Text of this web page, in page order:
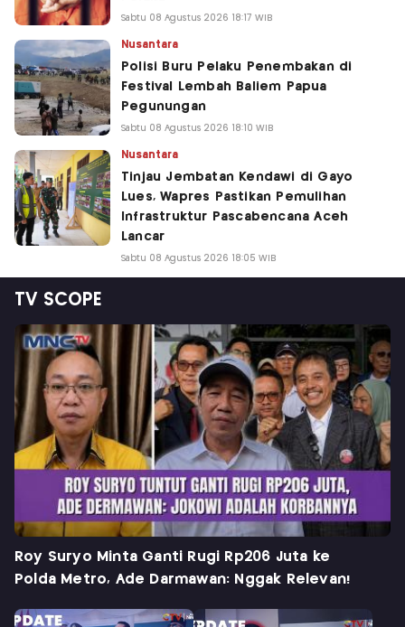
Sabtu 08 Agustus 2026 18:17 WIB
Nusantara
Polisi Buru Pelaku Penembakan di
Festival Lembah Baliem Papua
Pegunungan
Sabtu 08 Agustus 2026 18:10 WIB
Nusantara
Tinjau Jembatan Kendawi di Gayo
Lues, Wapres Pastikan Pemulihan
Infrastruktur Pascabencana Aceh
Lancar
Sabtu 08 Agustus 2026 18:05 WIB
TV SCOPE
Roy Suryo Minta Ganti Rugi Rp206 Juta ke
Polda Metro, Ade Darmawan: Nggak Relevan!